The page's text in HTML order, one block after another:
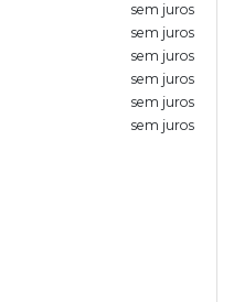
sem juros
sem juros
sem juros
sem juros
sem juros
sem juros